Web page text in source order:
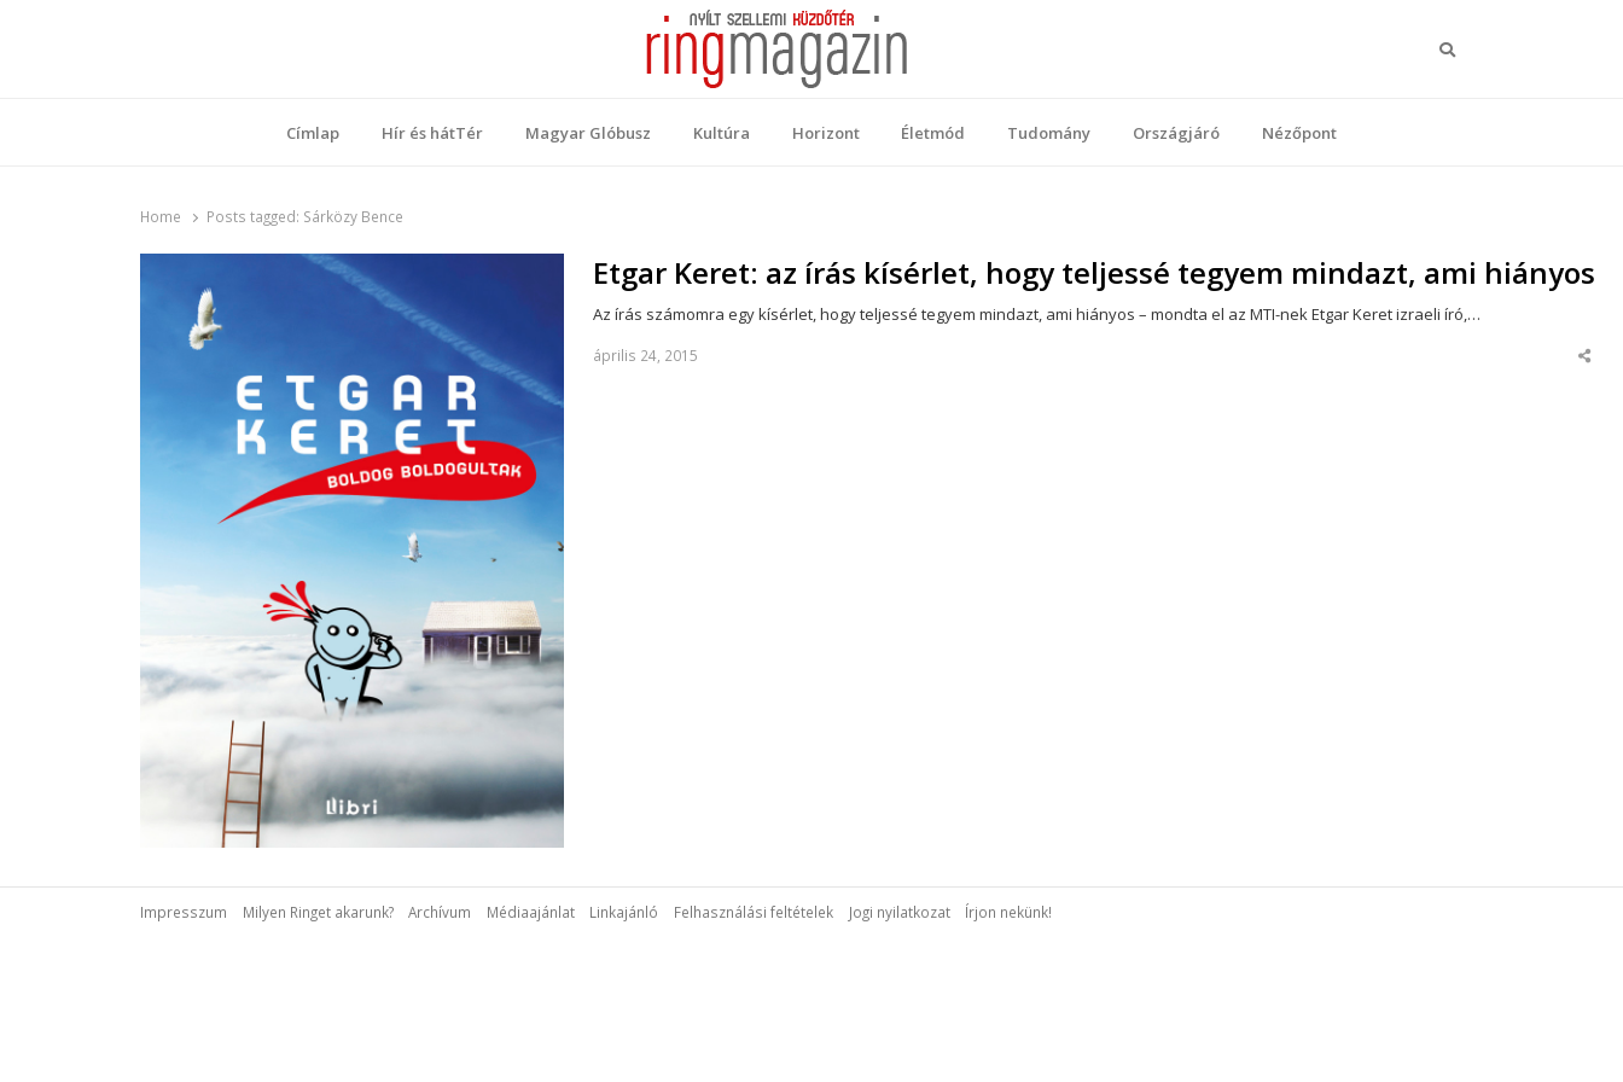
Címlap Hír és hátTér Magyar Glóbusz Kultúra Horizont Életmód Tudomány Országjáró Nézőpont
Home Posts tagged: Sárközy Bence
Etgar Keret: az írás kísérlet, hogy teljessé tegyem mindazt, ami hiányos
Az írás számomra egy kísérlet, hogy teljessé tegyem mindazt, ami hiányos – mondta el az MTI-nek Etgar Keret izraeli író,…
április 24, 2015
Share
Impresszum Milyen Ringet akarunk? Archívum Médiaajánlat Linkajánló Felhasználási feltételek Jogi nyilatkozat Írjon nekünk!